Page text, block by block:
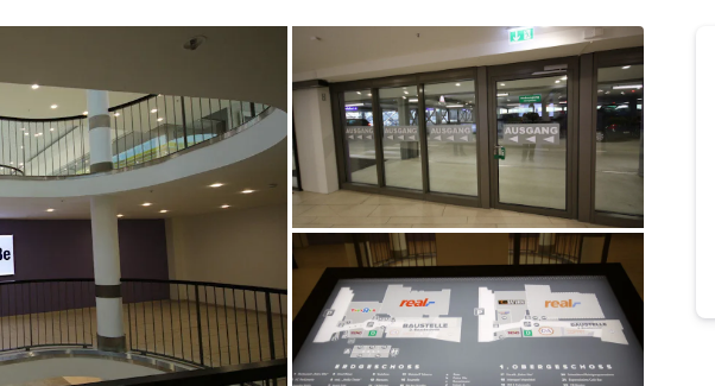
Bild melden
von Wolfram